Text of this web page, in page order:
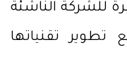
للشركة الناشئة
تطوير تقنياتها